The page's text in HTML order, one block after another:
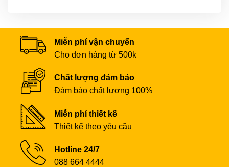
Miễn phí vận chuyển
Cho đơn hàng từ 500k
Chất lượng đảm bảo
Đảm bảo chất lượng 100%
Miễn phí thiết kế
Thiết kế theo yêu cầu
Hotline 24/7
088 664 4444